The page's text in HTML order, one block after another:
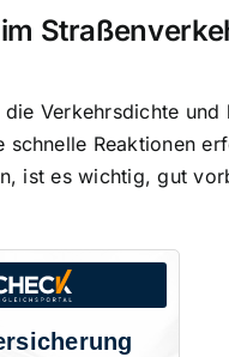
Verkehrsdichte
Reaktionen
ist es wichtig, gut